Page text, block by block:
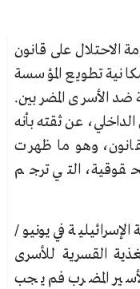
على قانون
تطويع المؤسسة
ضد الأسرى المضربين.
عن ثقته بأنه
وهو ما ظهرت
التي ترجم
في يونيو/
التغذية القسرية للأسرى
المضرب فم يجب